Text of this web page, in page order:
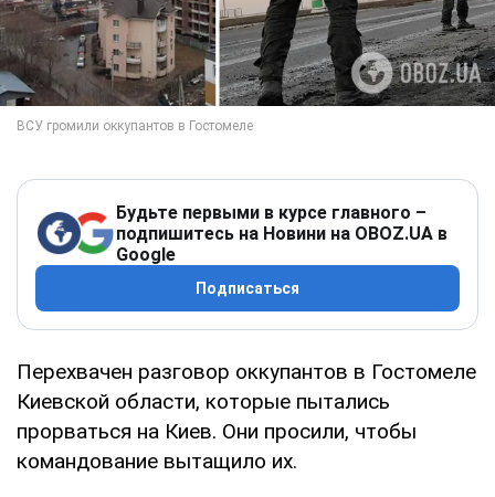
Будьте первыми в курсе главного –
подпишитесь на Новини на OBOZ.UA в
Google
Подписаться
Перехвачен разговор оккупантов в Гостомеле
Киевской области, которые пытались
прорваться на Киев. Они просили, чтобы
командование вытащило их.